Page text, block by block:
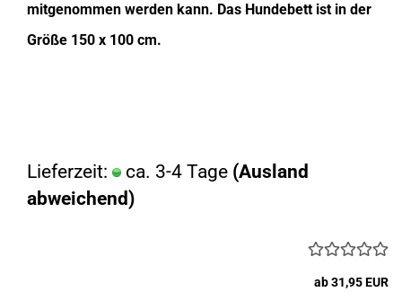
mitgenommen werden kann. Das Hundebett ist in der
Größe 150 x 100 cm.
Lieferzeit: ca. 3-4 Tage (Ausland
abweichend)
ab 31,95 EUR